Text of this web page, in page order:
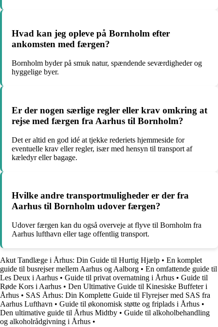
Hvad kan jeg opleve på Bornholm efter
ankomsten med færgen?
Bornholm byder på smuk natur, spændende seværdigheder og
hyggelige byer.
Er der nogen særlige regler eller krav omkring at
rejse med færgen fra Aarhus til Bornholm?
Det er altid en god idé at tjekke rederiets hjemmeside for
eventuelle krav eller regler, især med hensyn til transport af
kæledyr eller bagage.
Hvilke andre transportmuligheder er der fra
Aarhus til Bornholm udover færgen?
Udover færgen kan du også overveje at flyve til Bornholm fra
Aarhus lufthavn eller tage offentlig transport.
Akut Tandlæge i Århus: Din Guide til Hurtig Hjælp • En komplet
guide til busrejser mellem Aarhus og Aalborg • En omfattende guide til
Les Deux i Aarhus • Guide til privat overnatning i Århus • Guide til
Røde Kors i Aarhus • Den Ultimative Guide til Kinesiske Buffeter i
Århus • SAS Århus: Din Komplette Guide til Flyrejser med SAS fra
Aarhus Lufthavn • Guide til økonomisk støtte og friplads i Århus •
Den ultimative guide til Århus Midtby • Guide til alkoholbehandling
og alkoholrådgivning i Århus •